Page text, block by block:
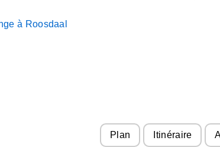
à Roosdaal
Plan Itinéraire